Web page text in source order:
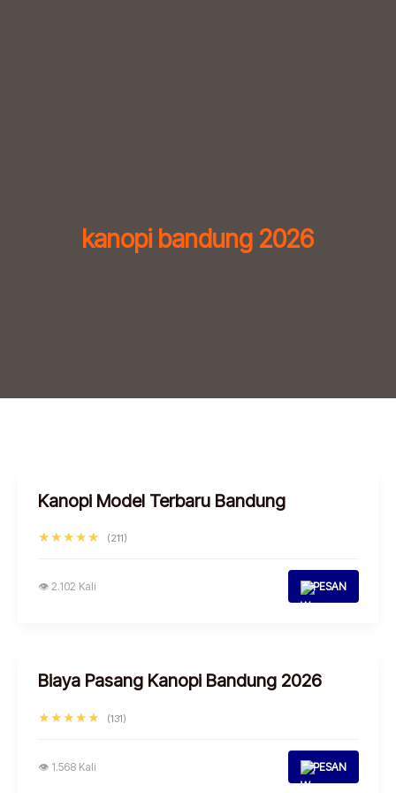
kanopi bandung 2026
Kanopi Model Terbaru Bandung
★★★★★ (211)
👁 2.102 Kali PESAN
Biaya Pasang Kanopi Bandung 2026
★★★★★ (131)
👁 1.568 Kali PESAN